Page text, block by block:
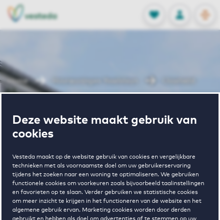
Deze website maakt gebruik van
cookies
Vesteda maakt op de website gebruik van cookies en vergelijkbare
technieken met als voornaamste doel om uw gebruikerservaring
tijdens het zoeken naar een woning te optimaliseren. We gebruiken
functionele cookies om voorkeuren zoals bijvoorbeeld taalinstellingen
en favorieten op te slaan. Verder gebruiken we statistische cookies
om meer inzicht te krijgen in het functioneren van de website en het
algemene gebruik ervan. Marketing cookies worden door derden
FAVORIETEN
Opgeslagen
INLOGGEN
NL
EN
Home
Wonen in
IJsselveld